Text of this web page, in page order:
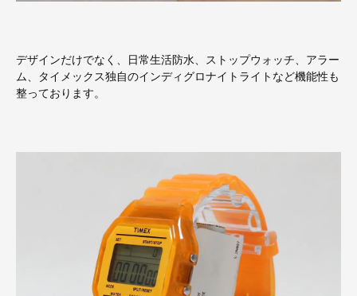
デザインだけでなく、日常生活防水、ストップウォッチ、アラー
ム、タイメックス独自のインディグロナイトライトなど機能性も
整っております。